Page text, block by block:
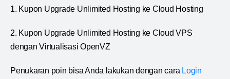
1. Kupon Upgrade Unlimited Hosting ke Cloud Hosting
2. Kupon Upgrade Unlimited Hosting ke Cloud VPS
dengan Virtualisasi OpenVZ
Penukaran poin bisa Anda lakukan dengan cara Login